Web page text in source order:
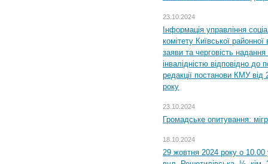
23.10.2024
Інформація управління
комітету Київської
заяви та черговість надання
інвалідністю відповідно
редакції постанови КМУ
року
23.10.2024
Громадське опитування:
18.10.2024
29 жовтня 2024 року о 10.00